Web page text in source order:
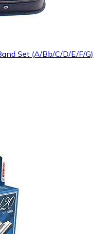
Set (A/Bb/C/D/E/F/G)